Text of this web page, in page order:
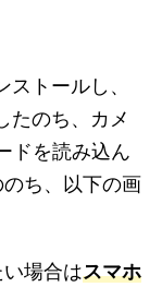
トールし、
たのち、カメ
ドを読み込ん
ち、以下の画
場合はスマホ